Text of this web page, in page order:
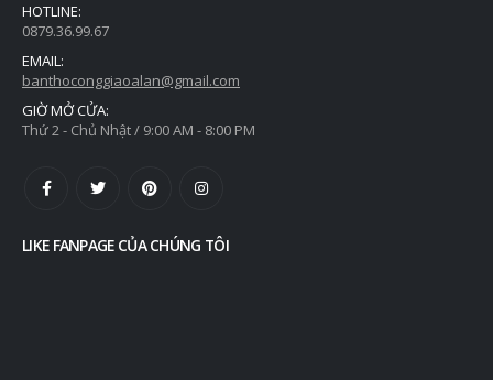
HOTLINE:
0879.36.99.67
EMAIL:
banthoconggiaoalan@gmail.com
GIỜ MỞ CỬA:
Thứ 2 - Chủ Nhật / 9:00 AM - 8:00 PM
LIKE FANPAGE CỦA CHÚNG TÔI